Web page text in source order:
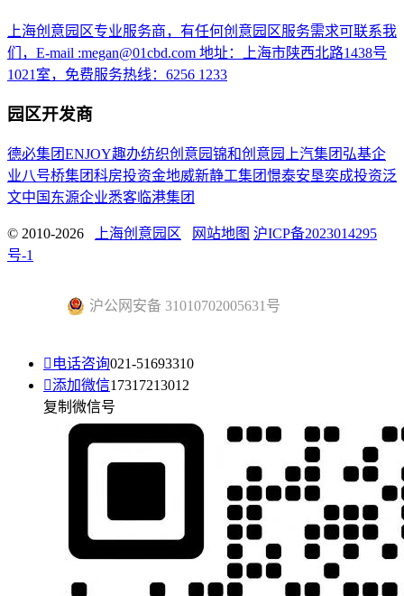
上海创意园区专业服务商，有任何创意园区服务需求可联系我
们，E-mail :megan@01cbd.com 地址：上海市陕西北路1438号
1021室，免费服务热线：6256 1233
园区开发商
德必集团ENJOY趣办纺织创意园锦和创意园 上汽集团 弘基企
业八号桥集团科房投资金地威新静工集团憬泰安垦奕成投资泛
文中国 东源企业悉客 临港集团
© 2010-2026 上海创意园区 网站地图 沪ICP备2023014295
号-1
沪公网安备 31010702005631号
 电话咨询021-51693310
添加微信17317213012
复制微信号